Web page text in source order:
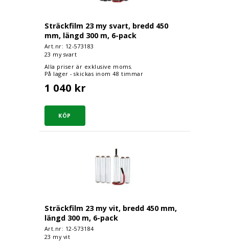
Sträckfilm 23 my svart, bredd 450
mm, längd 300 m, 6-pack
Art.nr: 12-573183
23 my svart
Alla priser är exklusive moms.
På lager - skickas inom 48 timmar
1 040 kr
Sträckfilm 23 my vit, bredd 450 mm, längd
Sträckfilm 23 my vit, bredd 450 mm,
längd 300 m, 6-pack
Art.nr: 12-573184
23 my vit